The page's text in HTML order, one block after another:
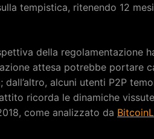
tempistica, ritenendo 12
della regolamentazione
attesa potrebbe portare
alcuni utenti P2P
ricorda le dinamiche
come analizzato da